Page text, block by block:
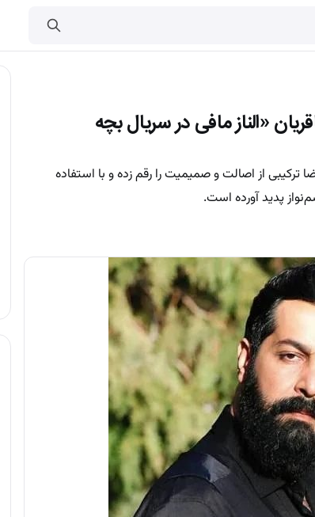
«الناز مافی در سریال بچه
ترکیبی از اصالت و صمیمیت را رقم زده و با استفاده
پدید آورده است.